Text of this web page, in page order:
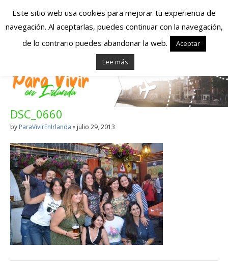
Españoles en
Irlanda – Vivir en
Irlanda – Trabajo
en Irlanda –
Alojamiento en
Irlanda
Blog dedicado a los que viven, estudian y trabajan en
Irlanda!
DSC_0660
by ParaVivirEnIrlanda • julio 29, 2013
Este sitio web usa cookies para mejorar tu experiencia de
navegación. Al aceptarlas, puedes continuar con la navegación,
de lo contrario puedes abandonar la web.
Aceptar
Lee más